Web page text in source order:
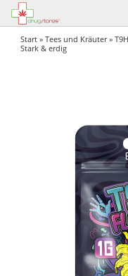
Start »Tees und Kräuter»
Stark & ​​erdig